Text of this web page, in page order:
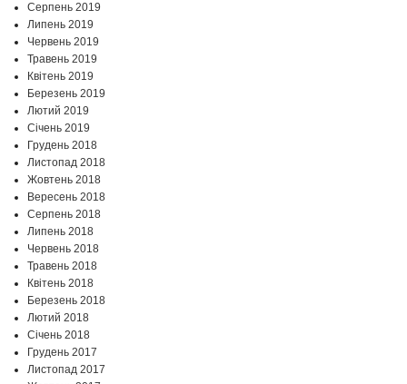
Серпень 2019
Липень 2019
Червень 2019
Травень 2019
Квітень 2019
Березень 2019
Лютий 2019
Січень 2019
Грудень 2018
Листопад 2018
Жовтень 2018
Вересень 2018
Серпень 2018
Липень 2018
Червень 2018
Травень 2018
Квітень 2018
Березень 2018
Лютий 2018
Січень 2018
Грудень 2017
Листопад 2017